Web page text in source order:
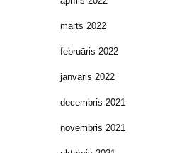
marts 2022
februāris 2022
janvāris 2022
decembris 2021
novembris 2021